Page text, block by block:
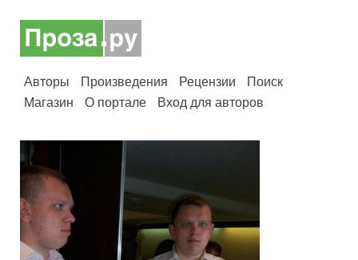
Авторы Произведения Рецензии
Поиск
Магазин
О портале Вход для авторов